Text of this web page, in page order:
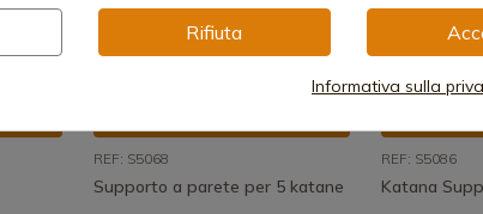
REF: S5068
Supporto a parete per 5 katane
REF: S5086
Katana
Rifiuta
Informativa sulla